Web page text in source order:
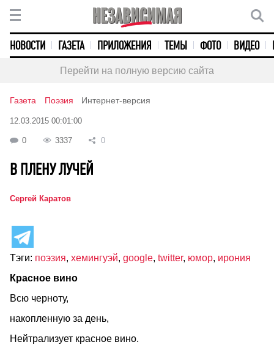
НОВОСТИ ГАЗЕТА ПРИЛОЖЕНИЯ ТЕМЫ ФОТО ВИДЕО
Перейти на полную версию сайта
Газета Поэзия Интернет-версия
12.03.2015 00:01:00
0 3337 0
В ПЛЕНУ ЛУЧЕЙ
Сергей Каратов
Тэги: поэзия, хемингуэй, googlе, twitter, юмор, ирония
Красное вино
Всю черноту,
накопленную за день,
Нейтрализует красное вино.